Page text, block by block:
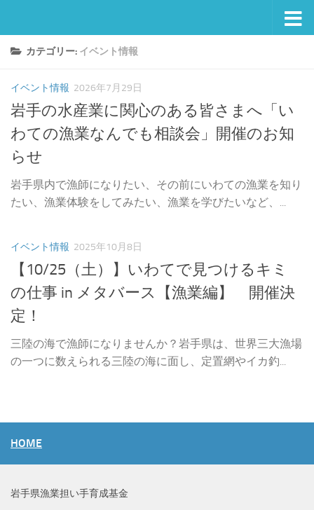
カテゴリー: イベント情報
イベント情報 2026年7月29日
岩手の水産業に関心のある皆さまへ「い
わての漁業なんでも相談会」開催のお知
らせ
岩手県内で漁師になりたい、その前にいわての漁業を知り
たい、漁業体験をしてみたい、漁業を学びたいなど、...
イベント情報 2025年10月8日
【10/25（土）】いわてで見つけるキミ
の仕事 in メタバース【漁業編】 開催決
定！
三陸の海で漁師になりませんか？岩手県は、世界三大漁場
の一つに数えられる三陸の海に面し、定置網やイカ釣...
HOME
岩手県漁業担い手育成基金